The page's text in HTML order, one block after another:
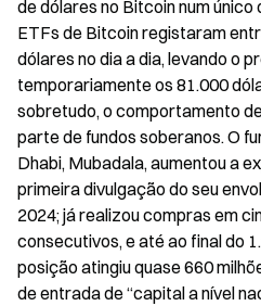
de dólares no Bitcoin num único
ETFs de Bitcoin registaram
dólares no dia a dia, levando o
temporariamente os 81.000
sobretudo, o comportamento
parte de fundos soberanos. O
Dhabi, Mubadala, aumentou a
primeira divulgação do seu
2024; já realizou compras em
consecutivos, e até ao final do
posição atingiu quase 660
de entrada de “capital a nível